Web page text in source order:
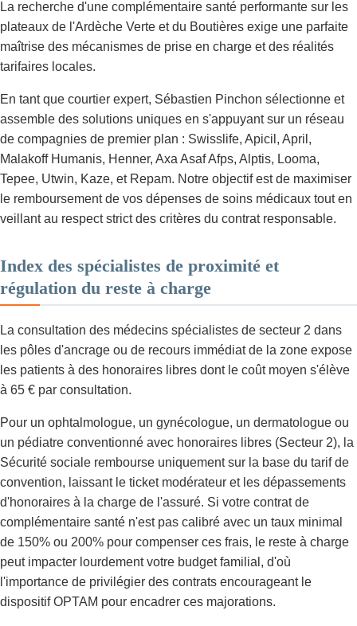
La recherche d'une complémentaire santé performante sur les
plateaux de l'Ardèche Verte et du Boutières exige une parfaite
maîtrise des mécanismes de prise en charge et des réalités
tarifaires locales.
En tant que courtier expert, Sébastien Pinchon sélectionne et
assemble des solutions uniques en s'appuyant sur un réseau
de compagnies de premier plan : Swisslife, Apicil, April,
Malakoff Humanis, Henner, Axa Asaf Afps, Alptis, Looma,
Tepee, Utwin, Kaze, et Repam. Notre objectif est de maximiser
le remboursement de vos dépenses de soins médicaux tout en
veillant au respect strict des critères du contrat responsable.
Index des spécialistes de proximité et
régulation du reste à charge
La consultation des médecins spécialistes de secteur 2 dans
les pôles d'ancrage ou de recours immédiat de la zone expose
les patients à des honoraires libres dont le coût moyen s'élève
à 65 € par consultation.
Pour un ophtalmologue, un gynécologue, un dermatologue ou
un pédiatre conventionné avec honoraires libres (Secteur 2), la
Sécurité sociale rembourse uniquement sur la base du tarif de
convention, laissant le ticket modérateur et les dépassements
d'honoraires à la charge de l'assuré. Si votre contrat de
complémentaire santé n'est pas calibré avec un taux minimal
de 150% ou 200% pour compenser ces frais, le reste à charge
peut impacter lourdement votre budget familial, d'où
l'importance de privilégier des contrats encourageant le
dispositif OPTAM pour encadrer ces majorations.